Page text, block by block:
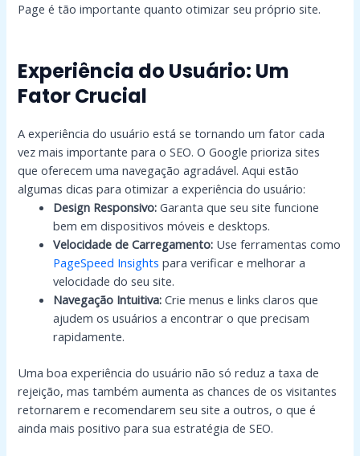
Page é tão importante quanto otimizar seu próprio site.
Experiência do Usuário: Um
Fator Crucial
A experiência do usuário está se tornando um fator cada
vez mais importante para o SEO. O Google prioriza sites
que oferecem uma navegação agradável. Aqui estão
algumas dicas para otimizar a experiência do usuário:
Design Responsivo: Garanta que seu site funcione
bem em dispositivos móveis e desktops.
Velocidade de Carregamento: Use ferramentas como
PageSpeed Insights para verificar e melhorar a
velocidade do seu site.
Navegação Intuitiva: Crie menus e links claros que
ajudem os usuários a encontrar o que precisam
rapidamente.
Uma boa experiência do usuário não só reduz a taxa de
rejeição, mas também aumenta as chances de os visitantes
retornarem e recomendarem seu site a outros, o que é
ainda mais positivo para sua estratégia de SEO.